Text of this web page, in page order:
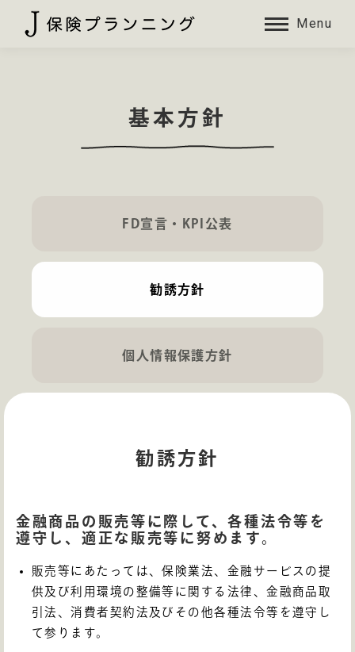
Menu
基本方針
FD宣言・KPI公表
勧誘方針
個人情報保護方針
勧誘方針
金融商品の販売等に際して、各種法令等を
遵守し、適正な販売等に努めます。
販売等にあたっては、保険業法、金融サービスの提
供及び利用環境の整備等に関する法律、金融商品取
引法、消費者契約法及びその他各種法令等を遵守し
て参ります。